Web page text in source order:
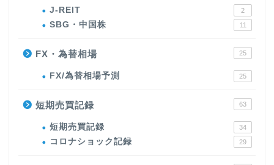
J-REIT 2
SBG・中国株 11
FX・為替相場 25
FX/為替相場予測 25
短期売買記録 63
短期売買記録 34
コロナショック記録 29